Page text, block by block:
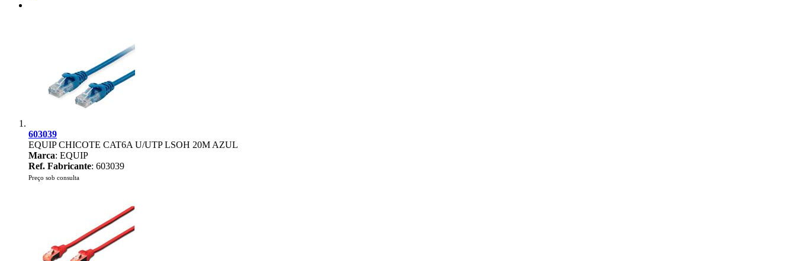
603039
EQUIP CHICOTE CAT6A U/UTP LSOH 20M AZUL
Marca: EQUIP
Ref. Fabricante: 603039
Preço sob consulta